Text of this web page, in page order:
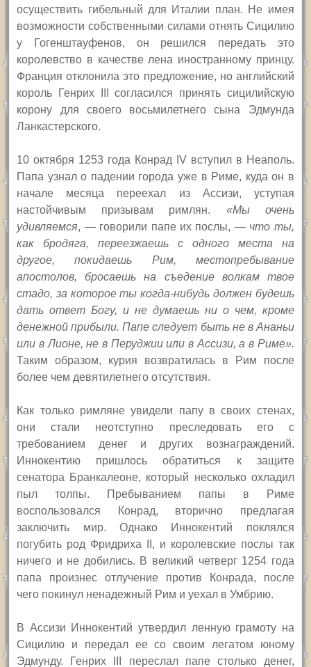
осуществить гибельный для Италии план. Не имея
возможности собственными силами отнять Сицилию
у Гогенштауфенов, он решился передать это
королевство в качестве лена иностранному принцу.
Франция отклонила это предложение, но английский
король Генрих
IIIсогласился принять сицилийскую
корону для своего восьмилетнего сына Эдмунда
Ланкастерского.
10 октября 1253 года Конрад IV вступил в Неаполь.
Папа узнал о падении города уже в Риме, куда он в
начале месяца переехал из Ассизи, уступая
настойчивым призывам римлян. «Мы очень
удивляемся, — говорили папе их послы, — что ты,
как бродяга, переезжаешь с одного места на
другое, покидаешь Рим, местопребывание
апостолов, бросаешь на съедение волкам твое
стадо, за которое ты когда-нибудь должен будешь
дать ответ Богу, и не думаешь ни о чем, кроме
денежной прибыли. Папе следует быть не в Ананьи
или в Лионе, не в Перуджии или в Ассизи, а в Риме».
Таким образом, курия возвратилась в Рим после
более чем девятилетнего отсутствия.
Как только римляне увидели папу в своих стенах,
они стали неотступно преследовать его с
требованием денег и других вознаграждений.
Иннокентию пришлось обратиться к защите
сенатора Бранкалеоне, который несколько охладил
пыл толпы. Пребыванием папы в Риме
воспользовался Конрад, вторично предлагая
заключить мир. Однако Иннокентий поклялся
погубить род Фридриха
II, и королевские послы так
ничего и не добились. В великий четверг 1254 года
папа произнес отлучение против Конрада, после
чего покинул ненадежный Рим и уехал в Умбрию.
В Ассизи Иннокентий утвердил ленную грамоту на
Сицилию и передал ее со своим легатом юному
Эдмунду. Генрих
переслал папе столько денег,